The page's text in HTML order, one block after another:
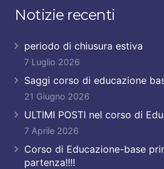
Notizie recenti
periodo di chiusura estiva
7 Luglio 2026
Saggi corso di educazione
21 Giugno 2026
ULTIMI POSTI nel corso di
7 Aprile 2026
Corso di Educazione-base
partenza!!!!